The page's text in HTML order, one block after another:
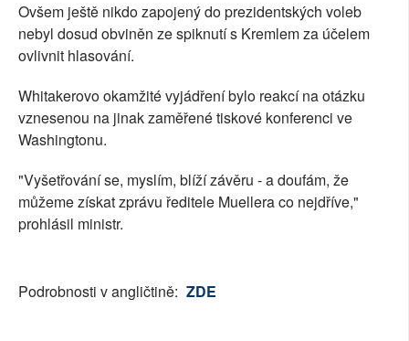
Ovšem ještě nikdo zapojený do prezidentských voleb
nebyl dosud obviněn ze spiknutí s Kremlem za účelem
ovlivnit hlasování.
Whitakerovo okamžité vyjádření bylo reakcí na otázku
vznesenou na jinak zaměřené tiskové konferenci ve
Washingtonu.
"Vyšetřování se, myslím, blíží závěru - a doufám, že
můžeme získat zprávu ředitele Muellera co nejdříve,"
prohlásil ministr.
Podrobnosti v angličtině: ZDE